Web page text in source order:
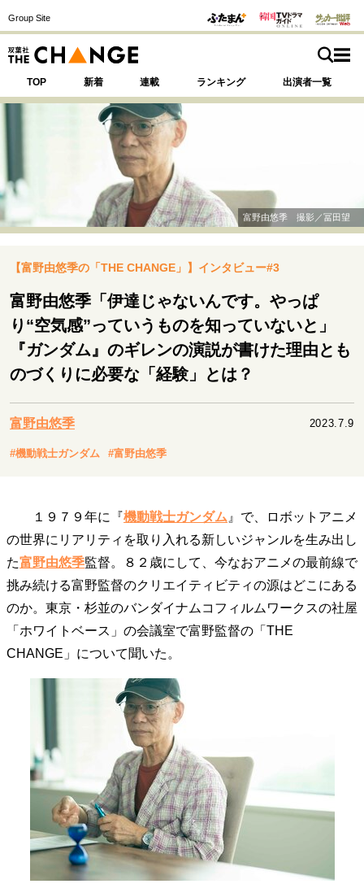
Group Site
TOP 新着 連載 ランキング 出演者一覧
注目の記事テーマで探す
運命を変えた出会い 決断の裏側
挫折からの再起
表現者の葛藤
人生が動いた日 10代の挫折と原点
キャリア・働き方
大人の学び直し
リーダーの流儀 変革の原動力
次世代へのバトン
トップが描く未来
マインドセット
重圧との向き合い方 一流のルーティン
20代の現在地
忘れられない言葉
10代・20代の土台
ライフスタイル・生き方
40代からの景色 50代のリアル
パートナーとの歩み方
親になるということ
病が教えてくれたこと
移住という選択
熱狂できるもの
一生モノの愛用品
私を彩るエッセンス
60代のネクストステージ
70代のグランドデザイン
富野由悠季 撮影／冨田望
【富野由悠季の「THE CHANGE」】インタビュー#3
富野由悠季「伊達じゃないんです。やっぱ
り“空気感”っていうものを知っていないと」
『ガンダム』のギレンの演説が書けた理由とも
のづくりに必要な「経験」とは？
富野由悠季 2023.7.9
#機動戦士ガンダム #富野由悠季
１９７９年に『機動戦士ガンダム 』で、ロボットアニメ
の世界にリアリティを取り入れる新しいジャンルを生み出し
た富野由悠季監督。８２歳にして、今なおアニメの最前線で
挑み続ける富野監督のクリエイティビティの源はどこにある
のか。東京・杉並のバンダイナムコフィルムワークスの社屋
「ホワイトベース」の会議室で富野監督の「THE
CHANGE」について聞いた。